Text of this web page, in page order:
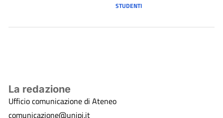
STUDENTI
La redazione
Ufficio comunicazione di Ateneo
comunicazione@unipi.it